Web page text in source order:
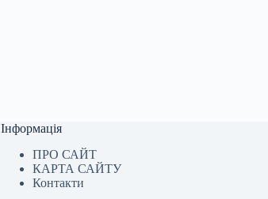
Інформація
ПРО САЙТ
КАРТА САЙТУ
Контакти